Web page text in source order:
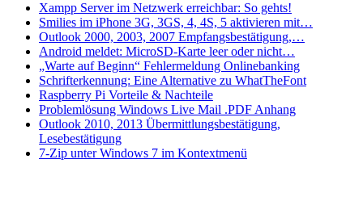
Xampp Server im Netzwerk erreichbar: So gehts!
Smilies im iPhone 3G, 3GS, 4, 4S, 5 aktivieren mit…
Outlook 2000, 2003, 2007 Empfangsbestätigung,…
Android meldet: MicroSD-Karte leer oder nicht…
„Warte auf Beginn“ Fehlermeldung Onlinebanking
Schrifterkennung: Eine Alternative zu WhatTheFont
Raspberry Pi Vorteile & Nachteile
Problemlösung Windows Live Mail .PDF Anhang
Outlook 2010, 2013 Übermittlungsbestätigung,
Lesebestätigung
7-Zip unter Windows 7 im Kontextmenü